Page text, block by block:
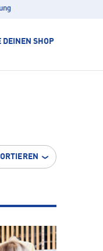
DEINEN SHOP